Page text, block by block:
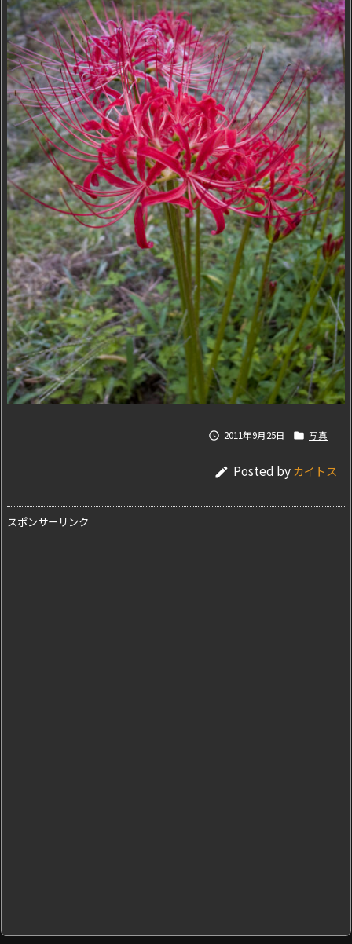
 2011年9月25日  写真
 Posted byカイトス
スポンサーリンク